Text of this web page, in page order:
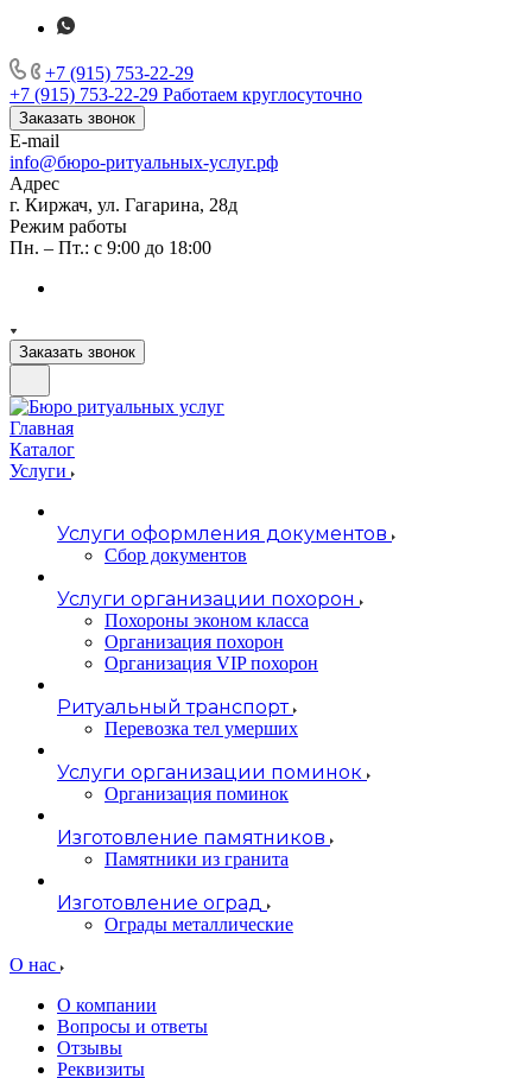
+7 (915) 753-22-29
+7 (915) 753-22-29 Работаем круглосуточно
Заказать звонок
E-mail
info@бюро-ритуальных-услуг.рф
Адрес
г. Киржач, ул. Гагарина, 28д
Режим работы
Пн. – Пт.: с 9:00 до 18:00
Заказать звонок
Главная
Каталог
Услуги
Услуги оформления документов
Сбор документов
Услуги организации похорон
Похороны эконом класса
Организация похорон
Организация VIP похорон
Ритуальный транспорт
Перевозка тел умерших
Услуги организации поминок
Организация поминок
Изготовление памятников
Памятники из гранита
Изготовление оград
Ограды металлические
О нас
О компании
Вопросы и ответы
Отзывы
Реквизиты